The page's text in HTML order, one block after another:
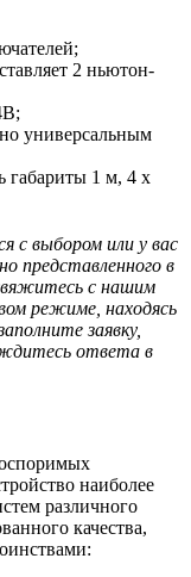
2 ньютон-
универсальным
габариты 1 м, 4 x
с выбором или у вас
представленного в
с нашим
режиме, находясь
заявку,
ответа в
наиболее
различного
качества,